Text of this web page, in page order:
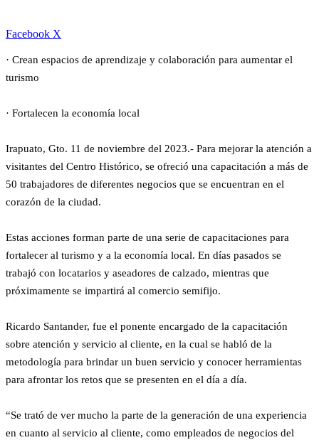
Facebook X
· Crean espacios de aprendizaje y colaboración para aumentar el
turismo
· Fortalecen la economía local
Irapuato, Gto. 11 de noviembre del 2023.- Para mejorar la atención a
visitantes del Centro Histórico, se ofreció una capacitación a más de
50 trabajadores de diferentes negocios que se encuentran en el
corazón de la ciudad.
Estas acciones forman parte de una serie de capacitaciones para
fortalecer al turismo y a la economía local. En días pasados se
trabajó con locatarios y aseadores de calzado, mientras que
próximamente se impartirá al comercio semifijo.
Ricardo Santander, fue el ponente encargado de la capacitación
sobre atención y servicio al cliente, en la cual se habló de la
metodología para brindar un buen servicio y conocer herramientas
para afrontar los retos que se presenten en el día a día.
“Se trató de ver mucho la parte de la generación de una experiencia
en cuanto al servicio al cliente, como empleados de negocios del